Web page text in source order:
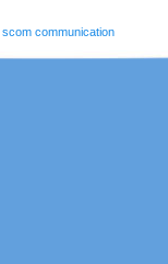
scom communication